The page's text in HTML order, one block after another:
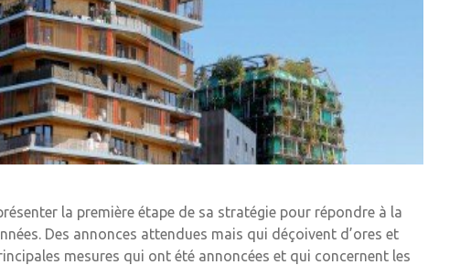
la première étape de sa stratégie pour répondre à la
Des annonces attendues mais qui déçoivent d’ores et
mesures qui ont été annoncées et qui concernent les